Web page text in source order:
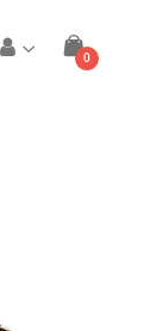
Cart
0Artikel